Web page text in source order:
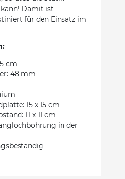
Damit ist
für den Einsatz im
cm
48 mm
15 x 15 cm
11 x 11 cm
in der